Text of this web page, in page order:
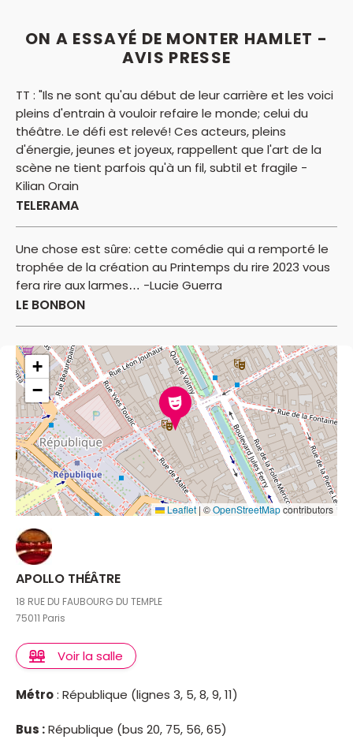
ON A ESSAYÉ DE MONTER HAMLET -
AVIS PRESSE
TT : "Ils ne sont qu'au début de leur carrière et les voici
pleins d'entrain à vouloir refaire le monde; celui du
théâtre. Le défi est relevé! Ces acteurs, pleins
d'énergie, jeunes et joyeux, rappellent que l'art de la
scène ne tient parfois qu'à un fil, subtil et fragile -
Kilian Orain
TELERAMA
Une chose est sûre: cette comédie qui a remporté le
trophée de la création au Printemps du rire 2023 vous
fera rire aux larmes… -Lucie Guerra
LE BONBON
+
−
Leaflet | ©OpenStreetMapcontributors
APOLLO THÉÂTRE
18 RUE DU FAUBOURG DU TEMPLE
75011 Paris
Voir la salle
Métro: République (lignes 3, 5, 8, 9, 11)
Bus :République (bus 20, 75, 56, 65)